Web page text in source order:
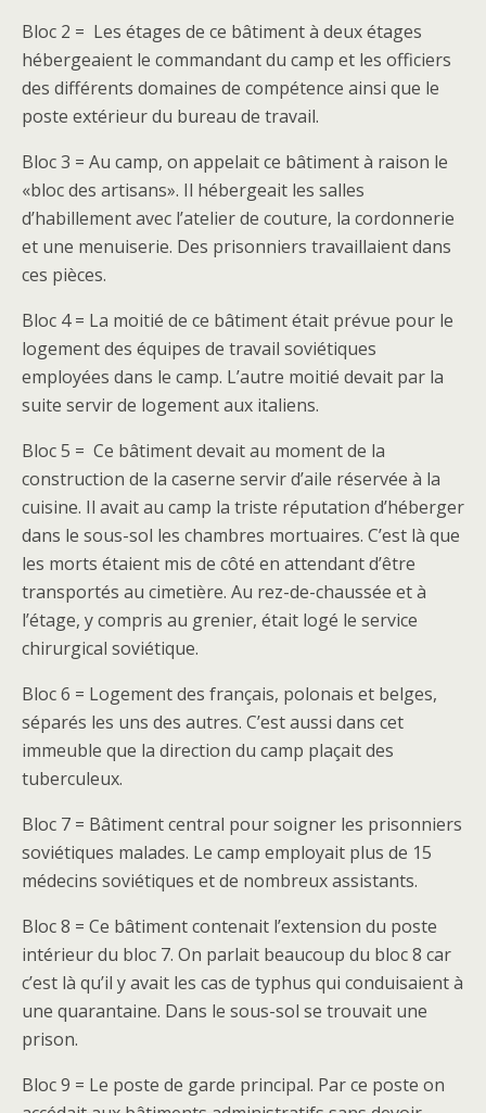
Bloc 2 = Les étages de ce bâtiment à deux étages
hébergeaient le commandant du camp et les officiers
des différents domaines de compétence ainsi que le
poste extérieur du bureau de travail.
Bloc 3 = Au camp, on appelait ce bâtiment à raison le
«bloc des artisans». Il hébergeait les salles
d’habillement avec l’atelier de couture, la cordonnerie
et une menuiserie. Des prisonniers travaillaient dans
ces pièces.
Bloc 4 = La moitié de ce bâtiment était prévue pour le
logement des équipes de travail soviétiques
employées dans le camp. L’autre moitié devait par la
suite servir de logement aux italiens.
Bloc 5 = Ce bâtiment devait au moment de la
construction de la caserne servir d’aile réservée à la
cuisine. Il avait au camp la triste réputation d’héberger
dans le sous-sol les chambres mortuaires. C’est là que
les morts étaient mis de côté en attendant d’être
transportés au cimetière. Au rez-de-chaussée et à
l’étage, y compris au grenier, était logé le service
chirurgical soviétique.
Bloc 6 = Logement des français, polonais et belges,
séparés les uns des autres. C’est aussi dans cet
immeuble que la direction du camp plaçait des
tuberculeux.
Bloc 7 = Bâtiment central pour soigner les prisonniers
soviétiques malades. Le camp employait plus de 15
médecins soviétiques et de nombreux assistants.
Bloc 8 = Ce bâtiment contenait l’extension du poste
intérieur du bloc 7. On parlait beaucoup du bloc 8 car
c’est là qu’il y avait les cas de typhus qui conduisaient à
une quarantaine. Dans le sous-sol se trouvait une
prison.
Bloc 9 = Le poste de garde principal. Par ce poste on